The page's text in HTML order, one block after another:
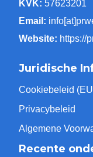
KVK: 57623201
Email:
Website: https://
Juridische
Cookiebeleid
Privacybeleid
Algemene
Recente